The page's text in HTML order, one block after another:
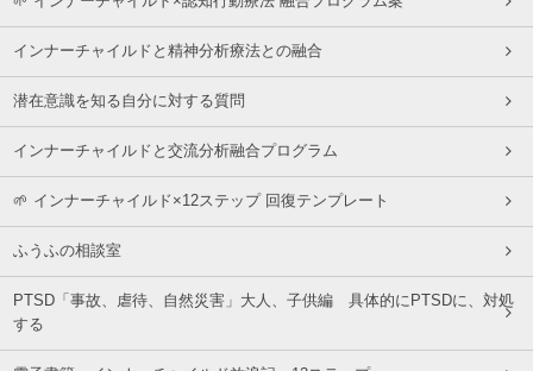
インナーチャイルドと精神分析療法との融合
潜在意識を知る自分に対する質問
インナーチャイルドと交流分析融合プログラム
🌱 インナーチャイルド×12ステップ 回復テンプレート
ふうふの相談室
PTSD「事故、虐待、自然災害」大人、子供編 具体的にPTSDに、対処
する